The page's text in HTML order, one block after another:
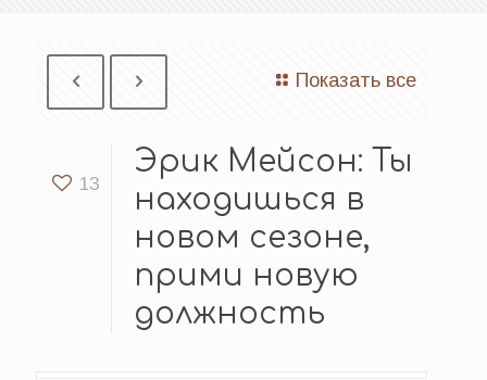
Показать все
13
Эрик Мейсон: Ты
находишься в
новом сезоне,
прими новую
должность